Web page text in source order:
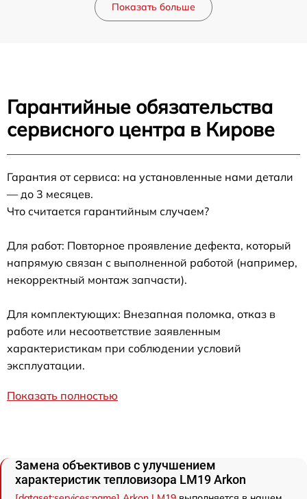
Показать больше
Гарантийные обязательства
сервисного центра в Кирове
Гарантия от сервиса: на установленные нами детали
— до 3 месяцев.
Что считается гарантийным случаем?
Для работ: Повторное проявление дефекта, который
напрямую связан с выполненной работой (например,
некорректный монтаж запчасти).
Для комплектующих: Внезапная поломка, отказ в
работе или несоответствие заявленным
характеристикам при соблюдении условий
эксплуатации.
Показать полностью
Замена объективов с улучшением
характеристик тепловизора LM19 Arkon